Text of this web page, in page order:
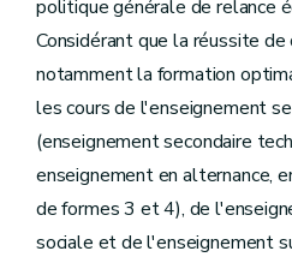
politique générale de relance
Considérant que la réussite
notamment la formation
les cours de l'enseignement
(enseignement secondaire
enseignement en alternance,
de formes 3 et 4), de
sociale et de l'enseignement